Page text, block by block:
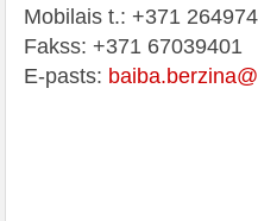
Mobilais t.: +371
Fakss: +371 67039401
E-pasts: